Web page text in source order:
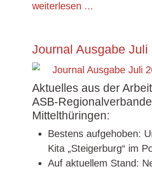
weiterlesen ...
Journal Ausgabe Juli
Aktuelles aus der
ASB-
Mittelthüringen:
Bestens aufgehoben:
Kita „Steigerburg“ im
Auf aktuellem Stand: